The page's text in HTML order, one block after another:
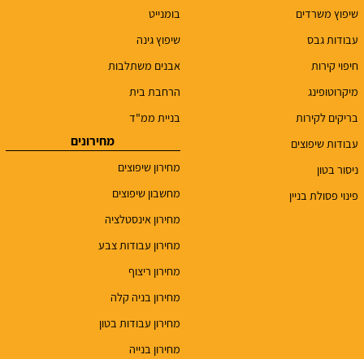
שיפוץ משרדים
עבודות גבס
חיפוי קירות
מיקרוטופינג
בריקים לקירות
עבודות שיפוצים
ניסור בטון
פינוי פסולת בניין
בומנייט
שיפוץ גינה
אבנים משתלבות
הרחבת בית
בניית ממ"ד
מחירונים
מחירון שיפוצים
מחשבון שיפוצים
מחירון אינסטלציה
מחירון עבודות צבע
מחירון ריצוף
מחירון בניה קלה
מחירון עבודות בטון
מחירון בנייה